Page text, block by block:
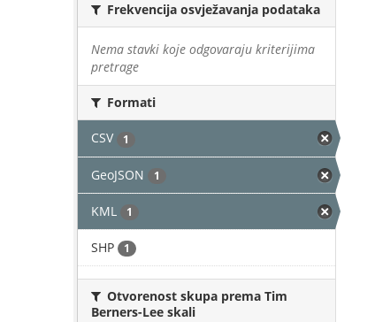
Frekvencija osvježavanja podataka
Nema stavki koje odgovaraju kriterijima
pretrage
Formati
CSV 1
GeoJSON 1
KML 1
SHP 1
Otvorenost skupa prema Tim
Berners-Lee skali